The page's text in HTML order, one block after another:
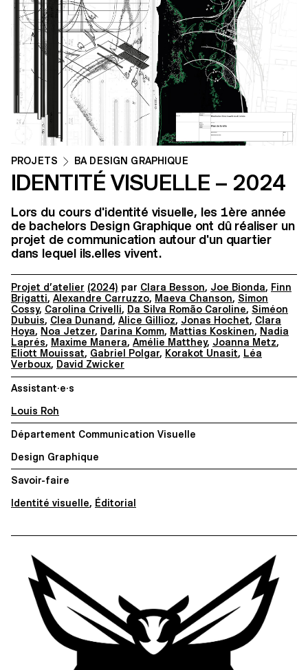
PROJETS BA DESIGN GRAPHIQUE
IDENTITÉ VISUELLE – 2024
Lors du cours d'identité visuelle, les 1ère année
de bachelors Design Graphique ont dû réaliser un
projet de communication autour d'un quartier
dans lequel ils.elles vivent.
Projet d’atelier (2024) par Clara Besson, Joe Bionda, Finn
Brigatti, Alexandre Carruzzo, Maeva Chanson, Simon
Cossy, Carolina Crivelli, Da Silva Romão Caroline, Siméon
Dubuis, Clea Dunand, Alice Gillioz, Jonas Hochet, Clara
Hoya, Noa Jetzer, Darina Komm, Mattias Koskinen, Nadia
Laprés, Maxime Manera, Amélie Matthey, Joanna Metz,
Eliott Mouissat, Gabriel Polgar, Korakot Unasit, Léa
Verboux, David Zwicker
Assistant·e·s
Louis Roh
Département Communication Visuelle
Design Graphique
Savoir-faire
Identité visuelle, Éditorial